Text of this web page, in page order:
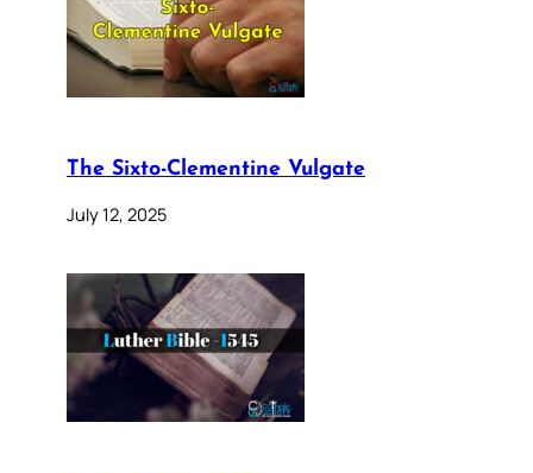
The Sixto-Clementine Vulgate
July 12, 2025